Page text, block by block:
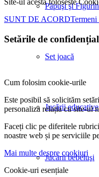
Păpuşi şi
Set joacă
Jucării educative
Jucării bebeluşi
Site-ul acesta foloseste
SUNT DE ACORD
Setările de
Cum folosim cookie-urile
Este posibil să solicităm
personaliza relația cu site-ul
Faceți clic pe diferitele
noastre web și pe serviciile
Mai multe despre cookiuri
Cookie-uri esențiale